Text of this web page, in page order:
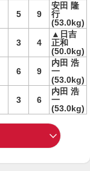
5 9
安田 隆
行
(53.0kg)
3 4
▲日吉
正和
(50.0kg)
6 9
内田 浩
一
(53.0kg)
3 6
内田 浩
一
(53.0kg)